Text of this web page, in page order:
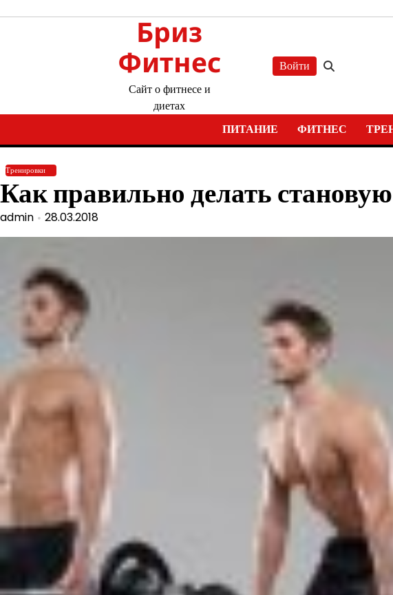
Бриз
Фитнес
Сайт о фитнесе и
диетах
Войти
ПИТАНИЕ ФИТНЕС
Тренировки
Как правильно делать
admin 28.03.2018